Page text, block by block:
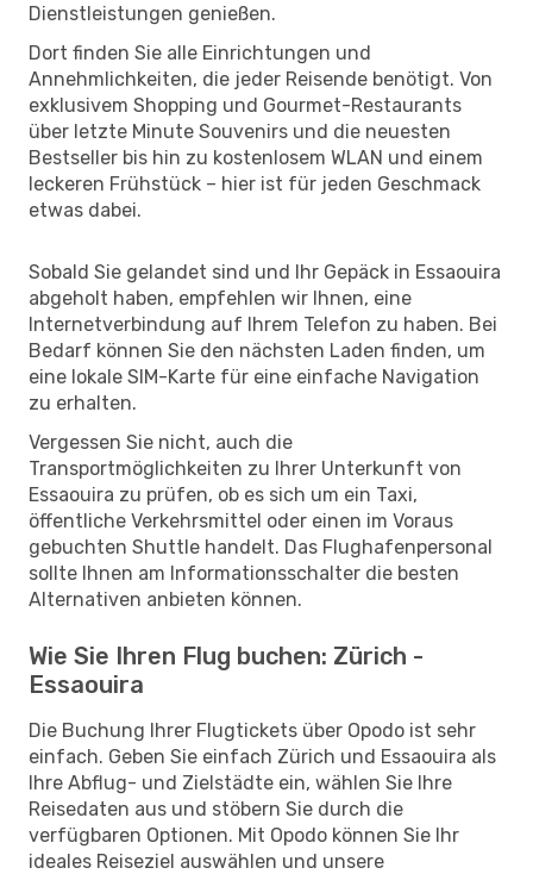
Dienstleistungen genießen.
Dort finden Sie alle Einrichtungen und
Annehmlichkeiten, die jeder Reisende benötigt. Von
exklusivem Shopping und Gourmet-Restaurants
über letzte Minute Souvenirs und die neuesten
Bestseller bis hin zu kostenlosem WLAN und einem
leckeren Frühstück – hier ist für jeden Geschmack
etwas dabei.
Sobald Sie gelandet sind und Ihr Gepäck in Essaouira
abgeholt haben, empfehlen wir Ihnen, eine
Internetverbindung auf Ihrem Telefon zu haben. Bei
Bedarf können Sie den nächsten Laden finden, um
eine lokale SIM-Karte für eine einfache Navigation
zu erhalten.
Vergessen Sie nicht, auch die
Transportmöglichkeiten zu Ihrer Unterkunft von
Essaouira zu prüfen, ob es sich um ein Taxi,
öffentliche Verkehrsmittel oder einen im Voraus
gebuchten Shuttle handelt. Das Flughafenpersonal
sollte Ihnen am Informationsschalter die besten
Alternativen anbieten können.
Wie Sie Ihren Flug buchen: Zürich -
Essaouira
Die Buchung Ihrer Flugtickets über Opodo ist sehr
einfach. Geben Sie einfach Zürich und Essaouira als
Ihre Abflug- und Zielstädte ein, wählen Sie Ihre
Reisedaten aus und stöbern Sie durch die
verfügbaren Optionen. Mit Opodo können Sie Ihr
ideales Reiseziel auswählen und unsere